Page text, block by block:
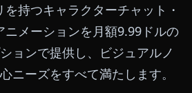
持つキャラクターチャット・
ニメーションを月額9.99ドルの
ョンで提供し、ビジュアルノ
ニーズをすべて満たします。